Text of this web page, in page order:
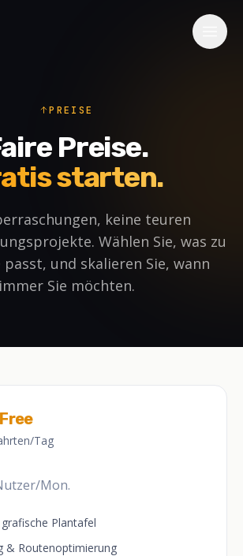
PREISE
Preise.
starten.
keine teuren
Wählen Sie, was zu
und skalieren Sie, wann
immer Sie möchten.
Free
Tag
Mon.
Plantafel
& Routenoptimierung